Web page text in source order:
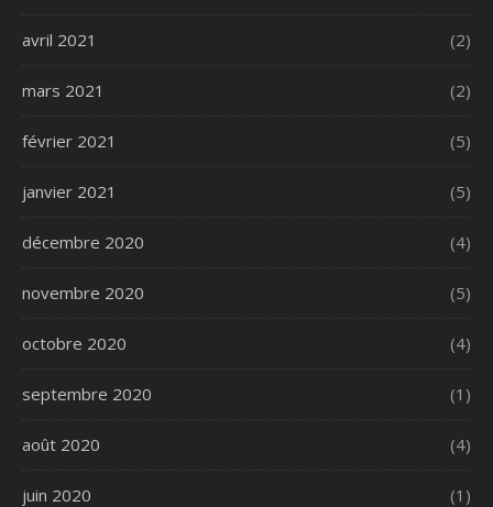
avril 2021 (2)
mars 2021 (2)
février 2021 (5)
janvier 2021 (5)
décembre 2020 (4)
novembre 2020 (5)
octobre 2020 (4)
septembre 2020 (1)
août 2020 (4)
juin 2020 (1)